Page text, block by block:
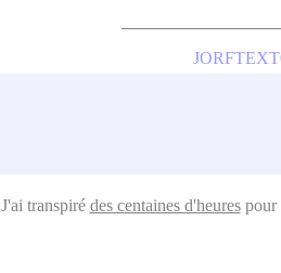
J'ai transpiré des centaines d'heurespour